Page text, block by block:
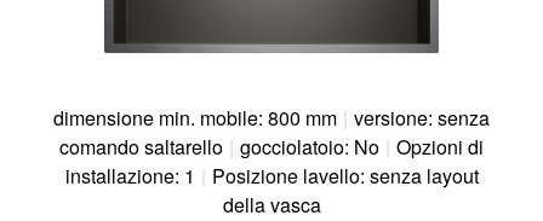
dimensione min. mobile: 800 mm | versione: senza
comando saltarello | gocciolatoio: No | Opzioni di
installazione: 1 | Posizione lavello: senza layout
della vasca